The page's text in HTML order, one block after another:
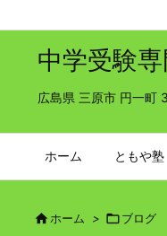
中学受験
広島県 三原市 円一
ホーム ともや塾
 ホーム > ブログ